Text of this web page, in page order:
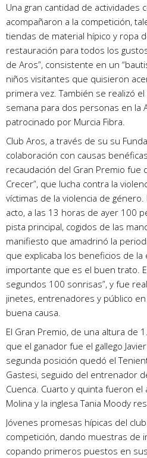
Una gran cantidad de actividades
acompañaron a la competición,
tiendas de material hípico y ropa
restauración para todos los
de Aros”, consistente en un
niños visitantes que quisieron
primera vez. También se realizó
semana para dos personas en la
patrocinado por Murcia Fibra.
Club Aros, a través de su su
colaboración con causas
recaudación del Gran Premio fue
Crecer”, que lucha contra la
víctimas de la violencia de
acto, a las 13 horas de ayer 100
pista principal, cogidos de las
manifiesto que amadrinó la
que explicaba los beneficios de la
importante que es el buen trato.
segundos 100 sonrisas”, y fue
jinetes, entrenadores y público
buena causa.
El Gran Premio, de una altura de
que el ganador fue el gallego
segunda posición quedó el
Gastesi, seguido del entrenador
Cuenca. Cuarto y quinta fueron el
Molina y la inglesa Tania Moody
Jóvenes promesas hípicas del
competición, dando muestras de
copando primeros puestos en